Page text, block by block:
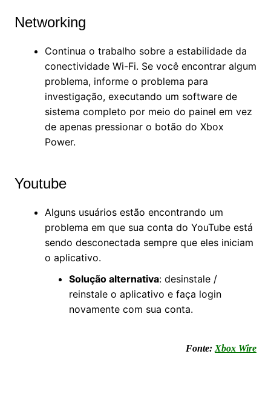
Networking
Continua o trabalho sobre a estabilidade da
conectividade Wi-Fi. Se você encontrar algum
problema, informe o problema para
investigação, executando um software de
sistema completo por meio do painel em vez
de apenas pressionar o botão do Xbox
Power.
Youtube
Alguns usuários estão encontrando um
problema em que sua conta do YouTube está
sendo desconectada sempre que eles iniciam
o aplicativo.
Solução alternativa: desinstale /
reinstale o aplicativo e faça login
novamente com sua conta.
Fonte: Xbox Wire